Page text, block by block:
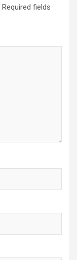
Required fields